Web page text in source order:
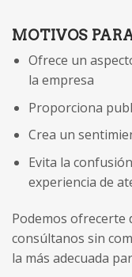
MOTIVOS
Ofrece un
la empresa
Proporciona
Crea un
Evita la
experiencia de
Podemos ofrecerte
consúltanos sin
la más adecuada